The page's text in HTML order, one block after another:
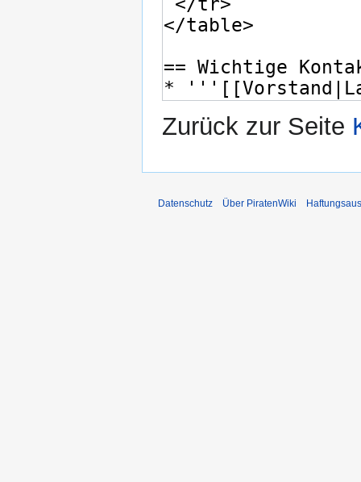
Zurück zur Seite
Datenschutz Über PiratenWiki